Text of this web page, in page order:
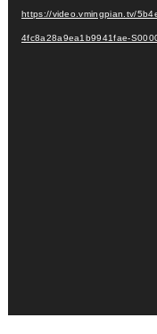
放
器
https://video.vmingpian.tv/
4fc8a28a9ea1b9941fae-